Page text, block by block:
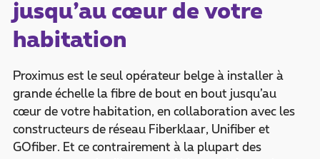
jusqu’au cœur de votre
habitation
Proximus est le seul opérateur belge à installer à
grande échelle la fibre de bout en bout jusqu’au
cœur de votre habitation, en collaboration avec les
constructeurs de réseau Fiberklaar, Unifiber et
GOfiber. Et ce contrairement à la plupart des